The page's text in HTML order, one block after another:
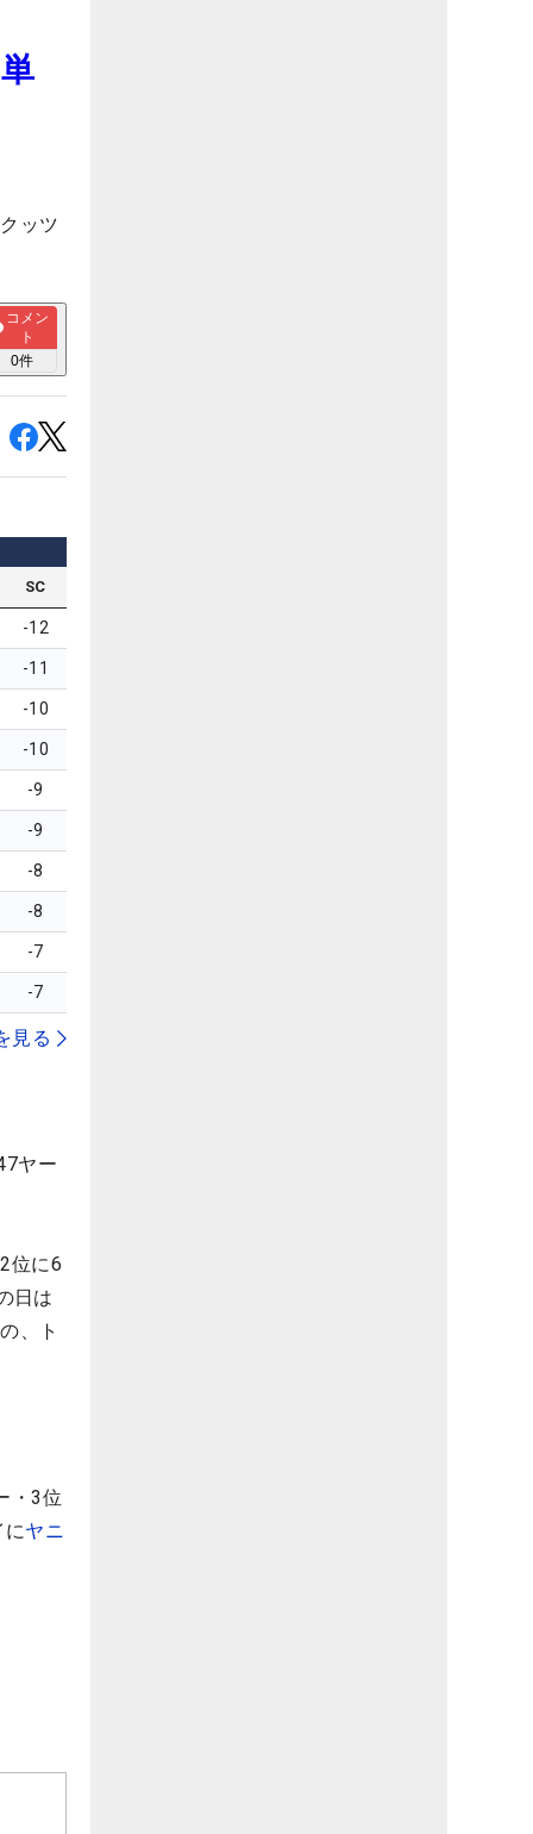
ッツ
コメン
ト
0件
SC
-12
-11
-10
-10
-9
-9
-8
-8
-7
-7
見る
ヤー
位に6
日は
、ト
・3位
にヤニ